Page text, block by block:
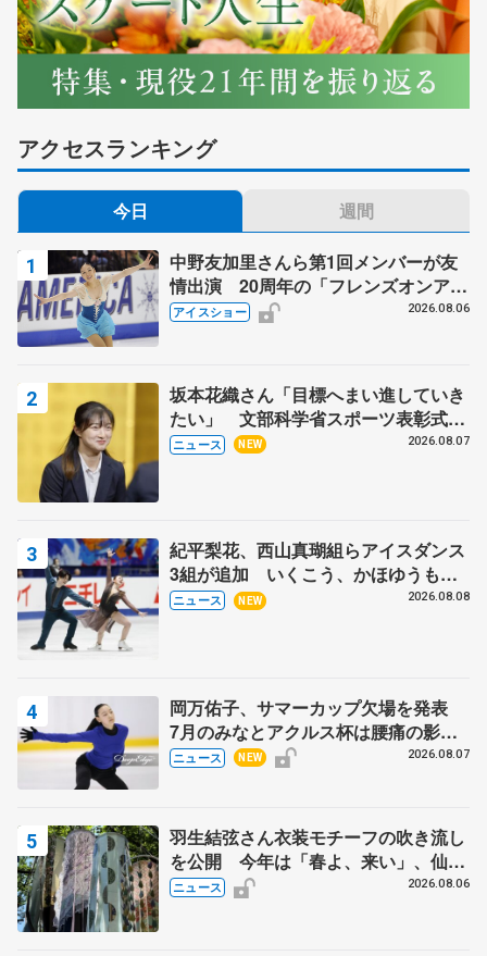
アクセスランキング
今日 週間
中野友加里さんら第1回メンバーが友
情出演 20周年の「フレンズオンアイ
ス」 宮本賢二さん、有川梨絵さん、
アイスショー 2026.08.06
坂本花織さん「目標へまい進していき
たい」 文部科学省スポーツ表彰式で
代表謝辞
ニュース NEW 2026.08.07
紀平梨花、西山真瑚組らアイスダンス
3組が追加 いくこう、かほゆうも、
木下グループ杯
ニュース NEW 2026.08.08
岡万佑子、サマーカップ欠場を発表
7月のみなとアクルス杯は腰痛の影響
で
ニュース NEW 2026.08.07
羽生結弦さん衣装モチーフの吹き流し
を公開 今年は「春よ、来い」、仙台
の瑞鳳殿
ニュース 2026.08.06